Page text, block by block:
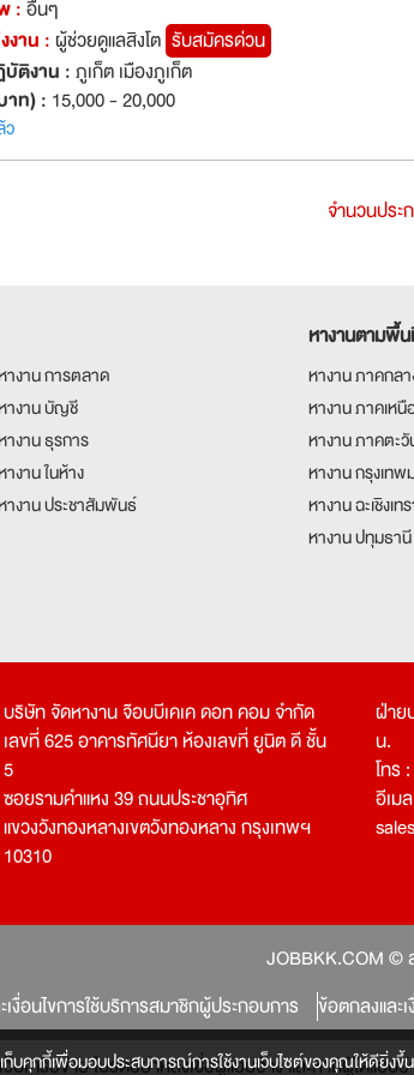
ก็บคุกกี้เพื่อมอบประสบการณ์การใช้งานเว็บไซต์ของคุณให้ดียิ่
:อื่นๆ
งาน :ผู้ช่วยดูแลสิงโต รับสมัครด่วน
ติงาน :ภูเก็ต เมืองภูเก็ต
าท) : 15,000 - 20,000
ว
จำนวนประ
างาน การตลาด
างาน บัญชี
างาน ธุรการ
างาน ในห้าง
างาน ประชาสัมพันธ์
หางานตามพื้
หางาน ภาคกล
หางาน ภาคเหนื
หางาน ภาคตะ
หางาน กรุงเท
หางาน ฉะเชิงเท
หางาน ปทุมธานี
บริษัท จัดหางาน จ๊อบบีเคเค ดอท คอม จำกัด
เลขที่ 625 อาคารทัศนียา ห้องเลขที่ ยูนิต ดี ชั้น
5
ซอยรามคำแหง 39 ถนนประชาอุทิศ
แขวงวังทองหลางเขตวังทองหลาง กรุงเทพฯ
10310
ฝ่าย
น.
โทร
อีเม
JOBBKK.COM ©
งื่อนไขการใช้บริการสมาชิกผู้ประกอบการ
ข้อตกลงและ
ว็บเครือข่าย โปรดอย่าหลงเชื่อผู้แอบอ้าง และหากผู้ใด